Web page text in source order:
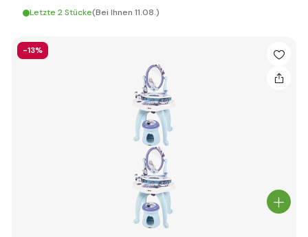
Letzte 2 Stücke(Bei Ihnen 11.08.)
-13%